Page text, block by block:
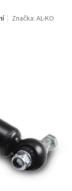
Značka:AL-KO